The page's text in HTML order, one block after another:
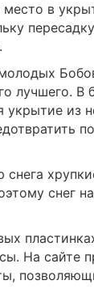
в
лучшего. В
укрытие из
снег
На сайте